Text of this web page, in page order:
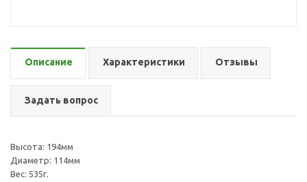
Описание Характеристики Отзывы
Задать вопрос
Высота: 194мм
Диаметр: 114мм
Вес: 535г.